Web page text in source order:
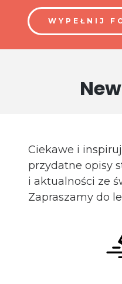
WYPEŁNIJ
Ciekawe i
przydatne opisy
i aktualności ze
Zapraszamy do